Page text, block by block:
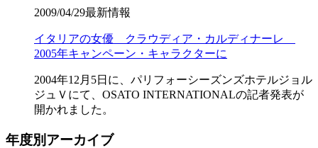
2009/04/29最新情報
イタリアの女優 クラウディア・カルディナーレ
2005年キャンペーン・キャラクターに
2004年12月5日に、パリフォーシーズンズホテルジョル
ジュＶにて、OSATO INTERNATIONALの記者発表が
開かれました。
年度別アーカイブ